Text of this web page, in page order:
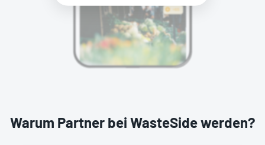
Warum Partner bei WasteSide werden?